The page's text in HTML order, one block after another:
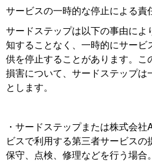
サービスの一時的な停止による責
サードステップは以下の事由によ
知することなく、一時的にサービ
供を停止することがあります。こ
損害について、サードステップは
とします。
・サードステップまたは株式会
ビスで利用する第三者サービス
保守、点検、修理などを行う場合。